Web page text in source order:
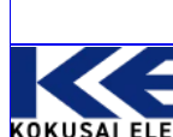
つ、あらゆる業
化を支援するため
務改善、実行支
通貫で提供する
ファーム） 社名の